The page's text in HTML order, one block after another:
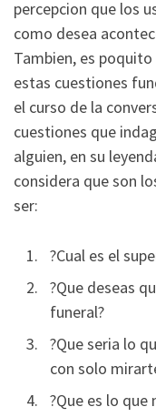
percepcion que los
como desea
Tambien, es
estas cuestiones
el curso de la
cuestiones que
alguien, en su
considera que son
ser:
?Cual es el
?Que deseas
funeral?
?Que seri­a lo
con solo
?Que es lo